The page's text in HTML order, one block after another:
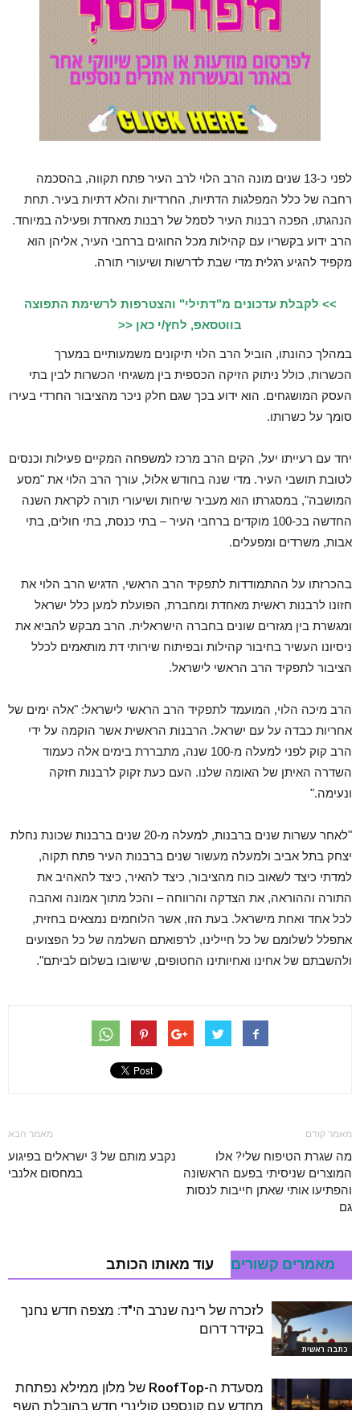
לפני כ-13 שנים מונה הרב הלוי לרב העיר פתח תקווה, בהסכמה
רחבה של כלל המפלגות הדתיות, החרדיות והלא דתיות בעיר. תחת
הנהגתו, הפכה רבנות העיר לסמל של רבנות מאחדת ופעילה במיוחד.
הרב ידוע בקשריו עם קהילות מכל החוגים ברחבי העיר, אליהן הוא
מקפיד להגיע רגלית מדי שבת לדרשות ושיעורי תורה.
>> לקבלת עדכונים מ"דתילי" והצטרפות לרשימת התפוצה
בווטסאפ, לחץ/י כאן <<
במהלך כהונתו, הוביל הרב הלוי תיקונים משמעותיים במערך
הכשרות, כולל ניתוק הזיקה הכספית בין משגיחי הכשרות לבין בתי
העסק המושגחים. הוא ידוע בכך שגם חלק ניכר מהציבור החרדי בעירו
סומך על כשרותו.
יחד עם רעייתו יעל, הקים הרב מרכז למשפחה המקיים פעילות וכנסים
לטובת תושבי העיר. מדי שנה בחודש אלול, עורך הרב הלוי את "מסע
המושבה", במסגרתו הוא מעביר שיחות ושיעורי תורה לקראת השנה
החדשה בכ-100 מוקדים ברחבי העיר – בתי כנסת, בתי חולים, בתי
אבות, משרדים ומפעלים.
בהכרזתו על ההתמודדות לתפקיד הרב הראשי, הדגיש הרב הלוי את
חזונו לרבנות ראשית מאחדת ומחברת, הפועלת למען כלל ישראל
ומגשרת בין מגזרים שונים בחברה הישראלית. הרב מבקש להביא את
ניסיונו העשיר בחיבור קהילות ובפיתוח שירותי דת מותאמים לכלל
הציבור לתפקיד הרב הראשי לישראל.
הרב מיכה הלוי, המועמד לתפקיד הרב הראשי לישראל: "אלה ימים של
אחריות כבדה על עם ישראל. הרבנות הראשית אשר הוקמה על ידי
הרב קוק לפני למעלה מ-100 שנה, מתבררת בימים אלה כעמוד
השדרה האיתן של האומה שלנו. העם כעת זקוק לרבנות חזקה
ונעימה."
"לאחר עשרות שנים ברבנות, למעלה מ-20 שנים ברבנות שכונת נחלת
יצחק בתל אביב ולמעלה מעשור שנים ברבנות העיר פתח תקוה,
למדתי כיצד לשאוב כוח מהציבור, כיצד להאיר, כיצד להאהיב את
התורה וההוראה, את הצדקה והרווחה – והכל מתוך אמונה ואהבה
לכל אחד ואחת מישראל. בעת הזו, אשר הלוחמים נמצאים בחזית,
אתפלל לשלומם של כל חיילינו, לרפואתם השלמה של כל הפצועים
ולהשבתם של אחינו ואחיותינו החטופים, שישובו בשלום לביתם".
מאמר קודם
מה שגרת הטיפוח שלי? אלו
המוצרים שניסיתי בפעם הראשונה
והפתיעו אותי שאתן חייבות לנסות
גם
מאמר הבא
נקבע מותם של 3 ישראלים בפיגוע
במחסום אלנבי
מאמרים קשורים עוד מאותו הכותב
כתבה ראשית
לזכרה של רינה שנרב הי"ד: מצפה חדש נחנך
בקידר דרום
מסעדת ה-RoofTop של מלון ממילא נפתחת
מחדש עם קונספט קולינרי חדש בהובלת השף